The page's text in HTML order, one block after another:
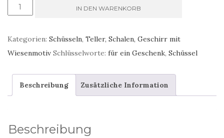
Pastellblaue
IN DEN WARENKORB
Kategorien: Schüsseln, Teller, Schalen, Geschirr mit
Wiesenmotiv Schlüsselworte: für ein Geschenk, Schüssel
Beschreibung Zusätzliche Information
Beschreibung